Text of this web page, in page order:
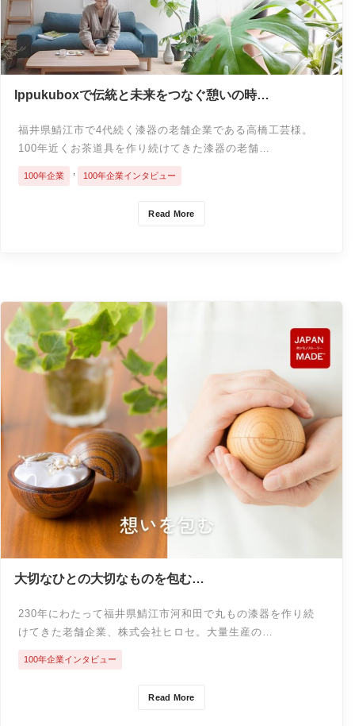
Ippukuboxで伝統と未来をつなぐ憩いの時を
福井県鯖江市で4代続く漆器の老舗企業である高橋工芸様。
100年近くお茶道具を作り続けてきた漆器の老舗…
Read More
100年企業 100年企業インタビュー
大切なひとの大切なものを包む
「株式会社ヒロセ」
230年にわたって福井県鯖江市河和田で丸もの漆器を作り続
けてきた老舗企業、株式会社ヒロセ。大量生産の…
Read More
100年企業インタビュー